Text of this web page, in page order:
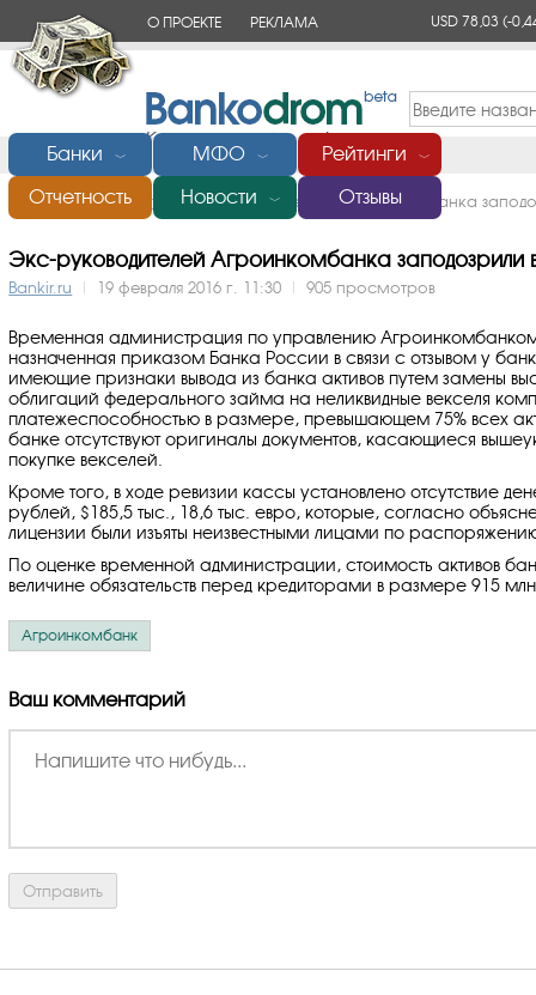
О ПРОЕКТЕ РЕКЛАМА USD 78,03(-
Банки ﹀ МФО ﹀ Рейтинги ﹀
Отчетность Новости ﹀ Отзывы
Главная/Новости Экс-руководителей Агроинкомбанка
Экс-руководителей Агроинкомбанка заподозрили
Bankir.ru | 19 февраля 2016 г. 11:30 | 905 просмотров
Временная администрация по управлению
назначенная приказом Банка России в связи с отзывом у
имеющие признаки вывода из банка активов путем замены
облигаций федерального займа на неликвидные векселя
платежеспособностью в размере, превышающем 75% всех
банке отсутствуют оригиналы документов, касающиеся
покупке векселей.
Кроме того, в ходе ревизии кассы установлено отсутствие
рублей, $185,5 тыс., 18,6 тыс. евро, которые, согласно
лицензии были изъяты неизвестными лицами по
По оценке временной администрации, стоимость активов
величине обязательств перед кредиторами в размере 915
Агроинкомбанк
Ваш комментарий